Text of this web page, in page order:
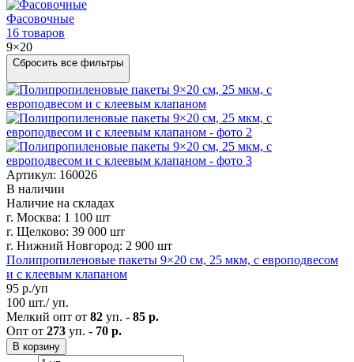
Фасовочные
16 товаров
9×20
Сбросить все фильтры
Артикул: 160026
В наличии
Наличие на складах
г. Москва: 1 100 шт
г. Щелково: 39 000 шт
г. Нижний Новгород: 2 900 шт
Полипропиленовые пакеты 9×20 см, 25 мкм, с европодвесом
и с клеевым клапаном
95 р./уп
100 шт./ уп.
Мелкий опт от 82 уп. - 85 р.
Опт от 273 уп. - 70 р.
В корзину